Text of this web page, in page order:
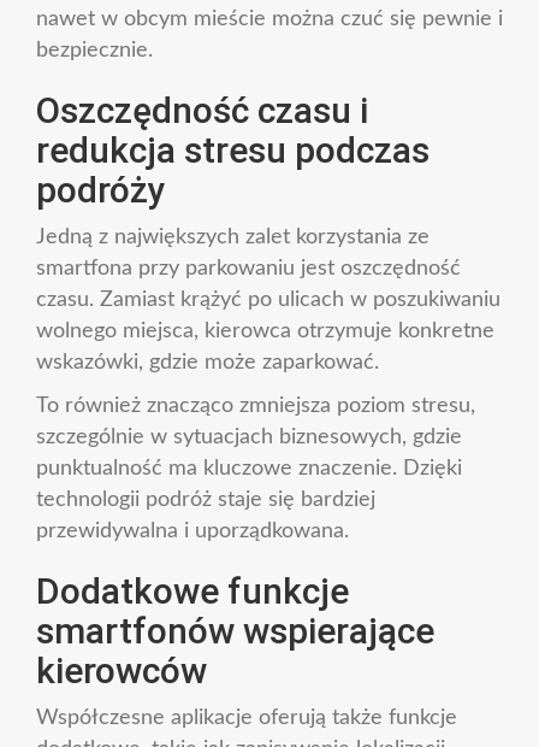
nawet w obcym mieście można czuć się pewnie i
bezpiecznie.
Oszczędność czasu i
redukcja stresu podczas
podróży
Jedną z największych zalet korzystania ze
smartfona przy parkowaniu jest oszczędność
czasu. Zamiast krążyć po ulicach w poszukiwaniu
wolnego miejsca, kierowca otrzymuje konkretne
wskazówki, gdzie może zaparkować.
To również znacząco zmniejsza poziom stresu,
szczególnie w sytuacjach biznesowych, gdzie
punktualność ma kluczowe znaczenie. Dzięki
technologii podróż staje się bardziej
przewidywalna i uporządkowana.
Dodatkowe funkcje
smartfonów wspierające
kierowców
Współczesne aplikacje oferują także funkcje